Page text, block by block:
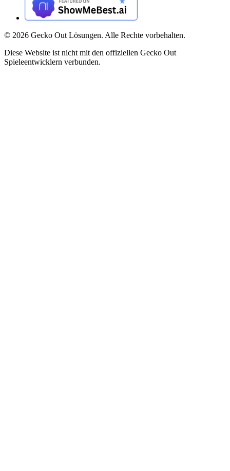
© 2026 Gecko Out Lösungen. Alle Rechte vorbehalten.
Diese Website ist nicht mit den offiziellen Gecko Out
Spieleentwicklern verbunden.